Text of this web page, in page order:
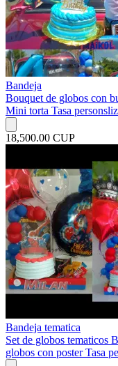
Bandeja
Bouquet de globos con
Mini torta Tasa
18,500.00 CUP
Bandeja tematica
Set de globos tematicos
globos con poster Tasa